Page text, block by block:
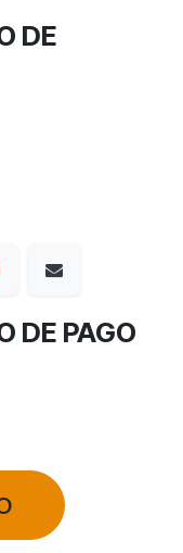
DE
DE PAGO